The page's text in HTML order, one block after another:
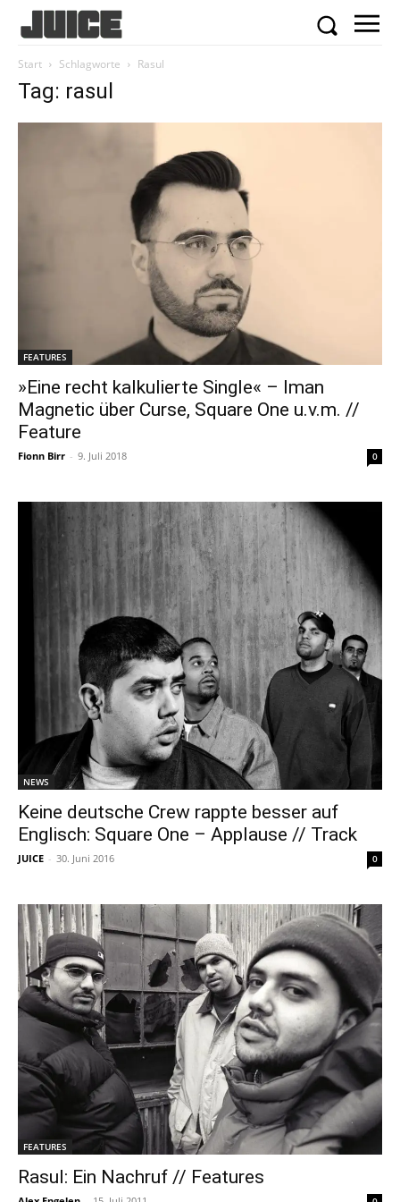
Start Schlagworte Rasul
Tag: rasul
FEATURES
»Eine recht kalkulierte Single« – Iman
Magnetic über Curse, Square One u.v.m. //
Feature
Fionn Birr - 9. Juli 2018 0
NEWS
Keine deutsche Crew rappte besser auf
Englisch: Square One – Applause // Track
JUICE - 30. Juni 2016 0
FEATURES
Rasul: Ein Nachruf // Features